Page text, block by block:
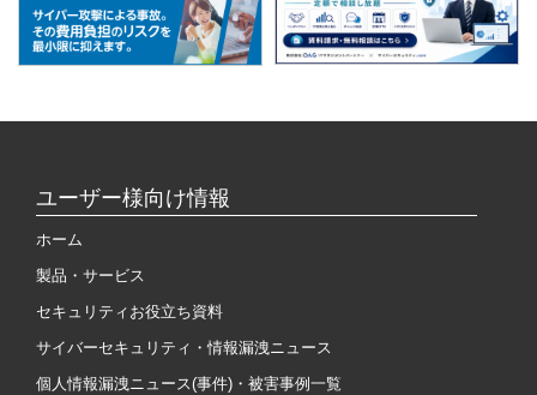
ユーザー様向け情報
ホーム
製品・サービス
セキュリティお役立ち資料
サイバーセキュリティ・情報漏洩ニュース
個人情報漏洩ニュース(事件)・被害事例一覧